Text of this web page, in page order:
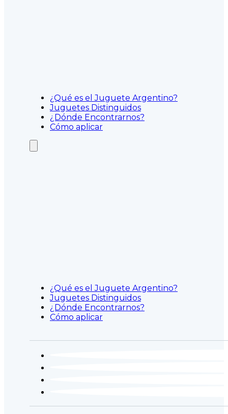
¿Qué es el Juguete Argentino?
Juguetes Distinguidos
¿Dónde Encontrarnos?
Cómo aplicar
¿Qué es el Juguete Argentino?
Juguetes Distinguidos
¿Dónde Encontrarnos?
Cómo aplicar